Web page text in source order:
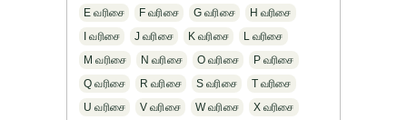
E வரிசை
F வரிசை G வரிசை
H வரிசை
I வரிசை
J வரிசை K வரிசை
L வரிசை
M வரிசை
N வரிசை O வரிசை
P வரிசை
Q வரிசை
R வரிசை S வரிசை
T வரிசை
U வரிசை
V வரிசை W வரிசை X வரிசை